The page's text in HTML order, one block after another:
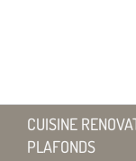
CUISINE
PLAFONDS